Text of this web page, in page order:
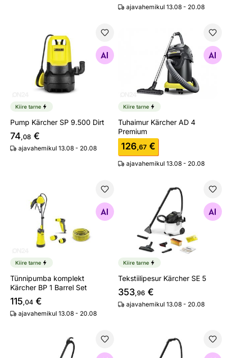
ajavahemikul 13.08 - 20.08
Pump Kärcher SP 9.500 Dirt
Otsi sarnaseid
Kiire tarne
Pump Kärcher SP 9.500 Dirt
74,08 €
ajavahemikul 13.08 - 20.08
Tuhaimur Kärcher AD 4
Otsi sarnaseid
Kiire tarne
Tuhaimur Kärcher AD 4
Premium
126,67 €
ajavahemikul 13.08 - 20.08
Tünnipumba komplekt Kärcher BP 1 Barrel Set
Kiire tarne
Tünnipumba komplekt
Kärcher BP 1 Barrel Set
115,04 €
ajavahemikul 13.08 - 20.08
Tekstiilipesur Kärcher SE 5
Otsi sarnaseid
Kiire tarne
Tekstiilipesur Kärcher SE 5
353,96 €
ajavahemikul 13.08 - 20.08
Aurupesur Kärcher SV 7 Tekstiilipesur Kärcher SE